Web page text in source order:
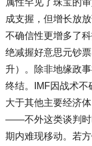
属性罕见了珠宝的
成支握，但增长放
不确信性更增多了
绝减握好意思元钞
升）。除非地缘政
终结。IMF因战术
大于其他主要经济
——不外这类谈判时
期内难现移动。若